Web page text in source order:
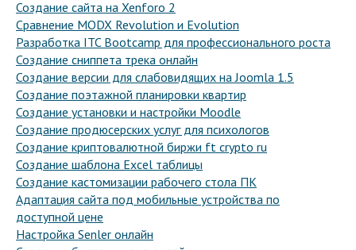
Создание сайта на Xenforo 2
Сравнение MODX Revolution и Evolution
Разработка ITC Bootcamp для профессионального роста
Создание сниппета трека онлайн
Создание версии для слабовидящих на Joomla 1.5
Создание поэтажной планировки квартир
Создание установки и настройки Moodle
Создание продюсерских услуг для психологов
Создание криптовалютной биржи ft crypto ru
Создание шаблона Excel таблицы
Создание кастомизации рабочего стола ПК
Адаптация сайта под мобильные устройства по
доступной цене
Настройка Senler онлайн